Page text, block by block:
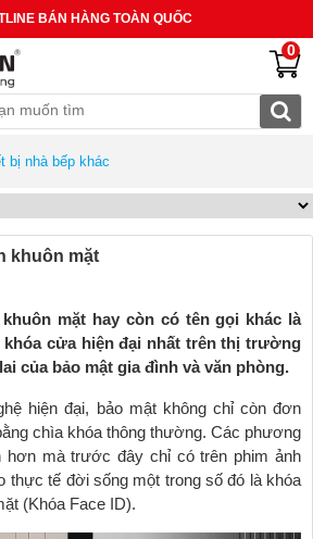
BÁN HÀNG TOÀN QUỐC
0
bị nhà bếp khác
khuôn mặt
mặt hay còn có tên gọi khác là
khóa cửa hiện đại nhất trên thị trường
của bảo mật gia đình và văn phòng.
hiện đại, bảo mật không chỉ còn đơn
chìa khóa thông thường. Các phương
hơn mà trước đây chỉ có trên phim ảnh
thực tế đời sống một trong số đó là khóa
(Khóa Face ID).